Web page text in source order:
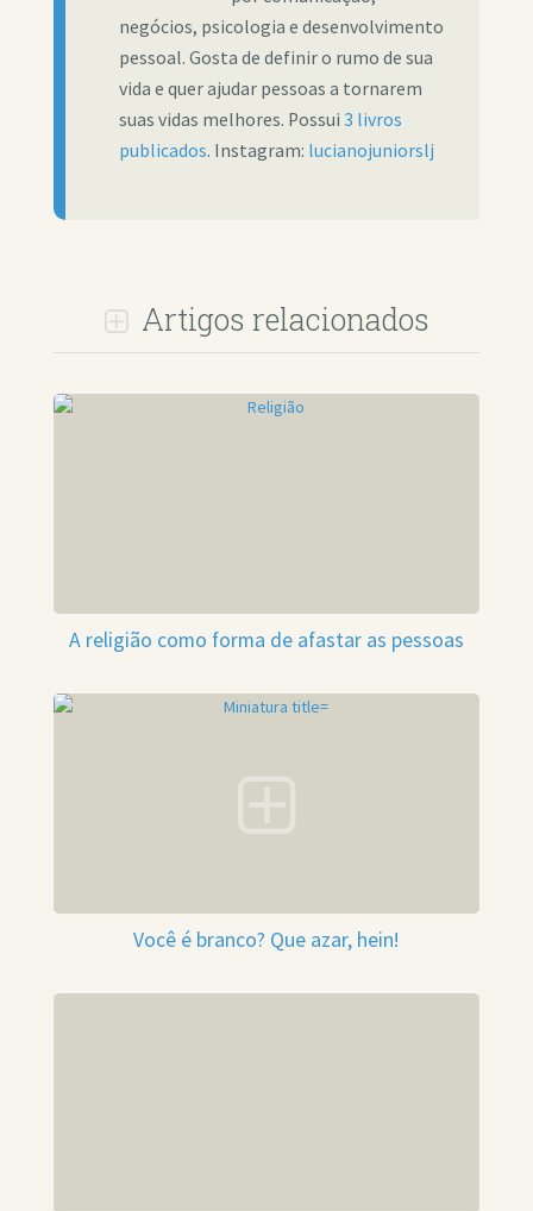
negócios, psicologia e desenvolvimento
pessoal. Gosta de definir o rumo de sua
vida e quer ajudar pessoas a tornarem
suas vidas melhores. Possui 3 livros
publicados. Instagram: lucianojuniorslj
Artigos relacionados
A religião como forma de afastar as pessoas
Você é branco? Que azar, hein!